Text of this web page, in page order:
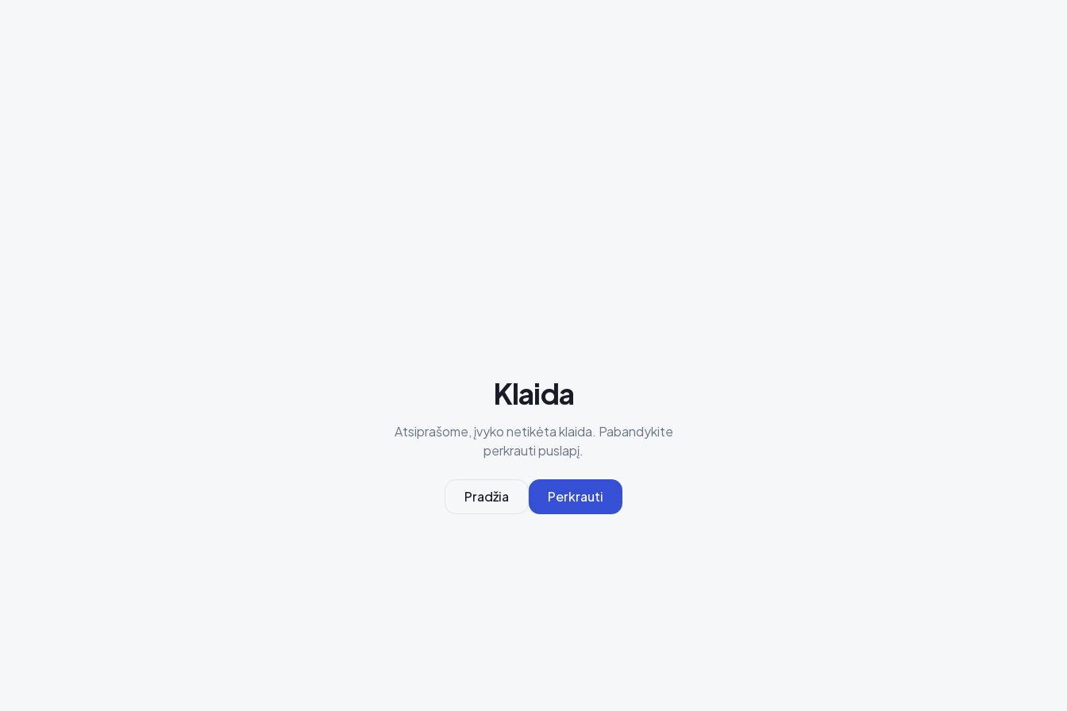
Klaida
Atsiprašome, įvyko netikėta klaida. Pabandykite
perkrauti puslapį.
Pradžia Perkrauti